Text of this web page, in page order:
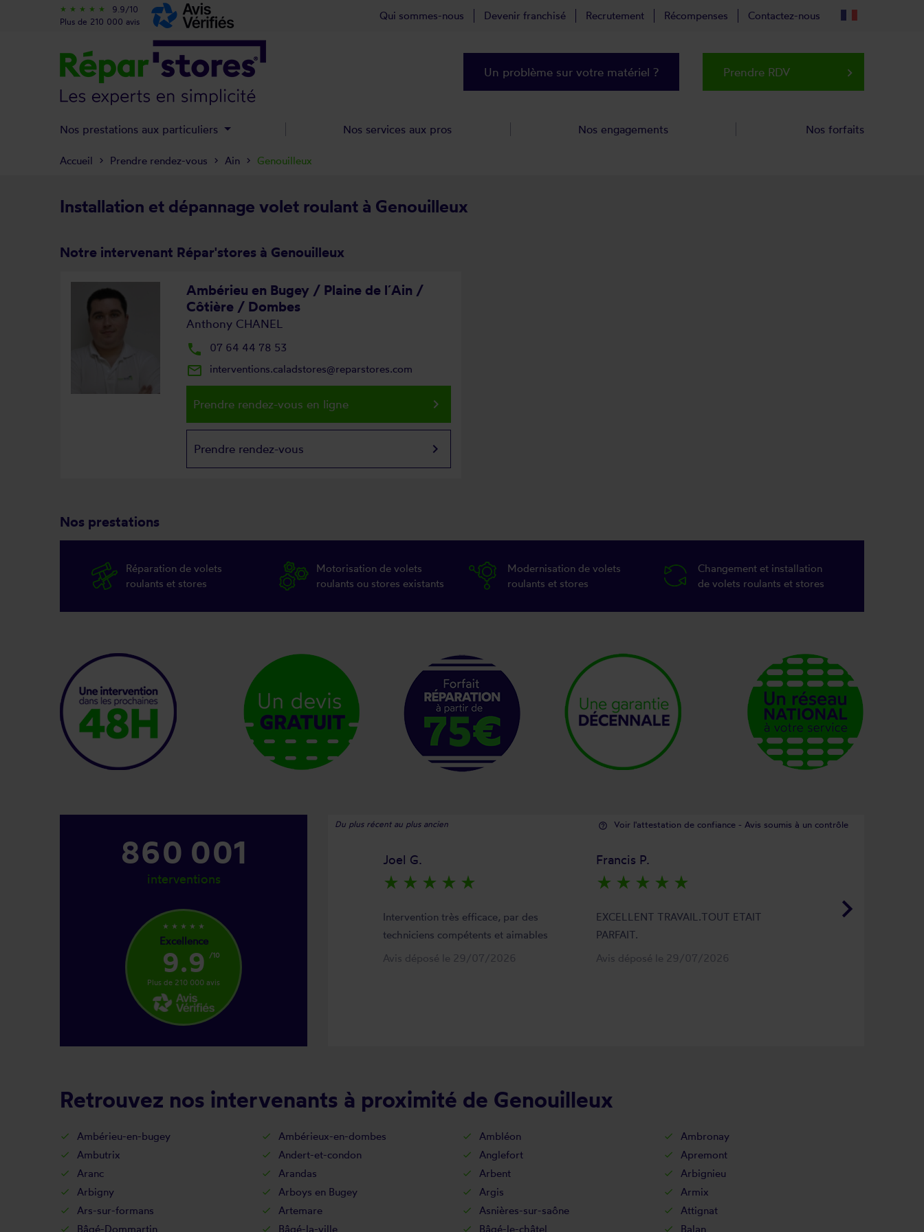
Installation et dépannage volet roulant à Genouilleux
Notre intervenant Répar'stores à Genouilleux
Ambérieu en Bugey / Plaine de l´Ain /
Côtière / Dombes
Anthony CHANEL
local_phone 07 64 44 78 53
mail_outline interventions.caladstores@reparstores.com
Prendre rendez-vous en ligne keyboard_arrow_right
Prendre rendez-vous keyboard_arrow_right
Nos prestations
Réparation de volets
roulants et stores
Motorisation de volets
roulants ou stores existants
Modernisation de volets
roulants et stores
Changement et installation
de volets roulants et stores
1 023 001
interventions
star_rate star_rate star_rate star_rate star_rate
Excellence
9.9 /10
Plus de 210 000 avis
Du plus récent au plus ancien help_outline Voir l'attestation de confiance - Avis soumis à un contrôle
keyboard_arrow_right
Joel G.
star_rate star_rate star_rate star_rate star_rate
Intervention très efficace, par des
techniciens compétents et aimables
Avis déposé le 29/07/2026
Francis P.
star_rate star_rate star_rate star_rate star_rate
EXCELLENT TRAVAIL.TOUT ETAIT
PARFAIT.
Avis déposé le 29/07/2026
Retrouvez nos intervenants à proximité de Genouilleux
Ambérieu-en-bugey Ambérieux-en-dombes Ambléon
Ambronay
Ambutrix
Andert-et-condon Anglefort
Apremont
Aranc
Arandas Arbent
Arbignieu
Arbigny
Arboys en Bugey Argis
Armix
Ars-sur-formans
Artemare Asnières-sur-saône
Attignat
Bâgé-Dommartin
Bâgé-la-ville Bâgé-le-châtel
Balan
Accueil Prendre rendez-vous Ain Genouilleux
star_rate star_rate star_rate star_rate star_rate
9.9/10
Plus de 210 000 avis
Qui sommes-nous Devenir franchisé Recrutement Récompenses Contactez-nous
Un problème sur votre matériel ? Prendre RDV keyboard_arrow_right
Nos prestations aux particuliers Nos services aux pros Nos engagements Nos forfaits